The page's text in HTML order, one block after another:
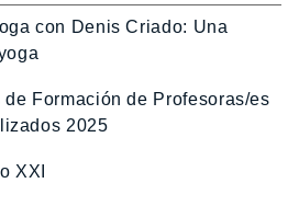
con Denis Criado: Una
Formación de Profesoras/es
2025
XXI